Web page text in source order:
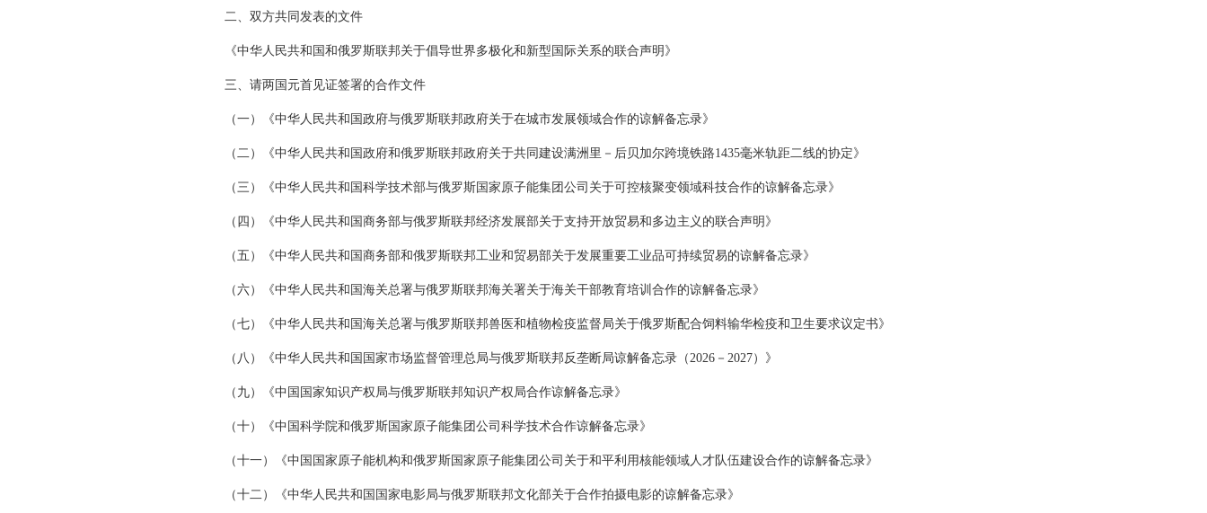
二、双方共同发表的文件
《中华人民共和国和俄罗斯联邦关于倡导世界多极化和新型国际关系的联合声明》
三、请两国元首见证签署的合作文件
（一）《中华人民共和国政府与俄罗斯联邦政府关于在城市发展领域合作的谅解备忘录》
（二）《中华人民共和国政府和俄罗斯联邦政府关于共同建设满洲里－后贝加尔跨境铁路1435毫米轨距二线的协定》
（三）《中华人民共和国科学技术部与俄罗斯国家原子能集团公司关于可控核聚变领域科技合作的谅解备忘录》
（四）《中华人民共和国商务部与俄罗斯联邦经济发展部关于支持开放贸易和多边主义的联合声明》
（五）《中华人民共和国商务部和俄罗斯联邦工业和贸易部关于发展重要工业品可持续贸易的谅解备忘录》
（六）《中华人民共和国海关总署与俄罗斯联邦海关署关于海关干部教育培训合作的谅解备忘录》
（七）《中华人民共和国海关总署与俄罗斯联邦兽医和植物检疫监督局关于俄罗斯配合饲料输华检疫和卫生要求议定书》
（八）《中华人民共和国国家市场监督管理总局与俄罗斯联邦反垄断局谅解备忘录（2026－2027）》
（九）《中国国家知识产权局与俄罗斯联邦知识产权局合作谅解备忘录》
（十）《中国科学院和俄罗斯国家原子能集团公司科学技术合作谅解备忘录》
（十一）《中国国家原子能机构和俄罗斯国家原子能集团公司关于和平利用核能领域人才队伍建设合作的谅解备忘录》
（十二）《中华人民共和国国家电影局与俄罗斯联邦文化部关于合作拍摄电影的谅解备忘录》